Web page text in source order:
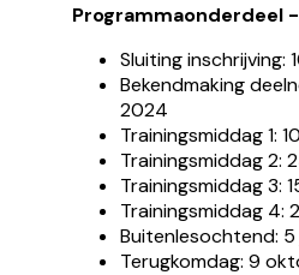
Programmaonderdeel
Sluiting inschrijving:
Bekendmaking
2024
Trainingsmiddag 1:
Trainingsmiddag 2:
Trainingsmiddag 3:
Trainingsmiddag 4:
Buitenlesochtend:
Terugkomdag: 9